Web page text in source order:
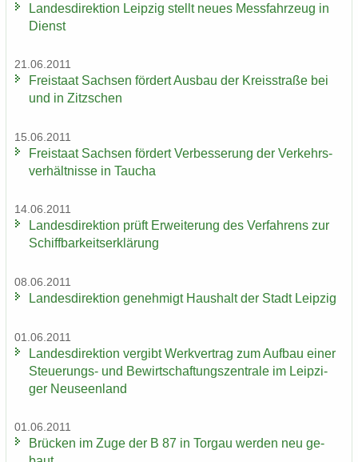
Lan­des­di­rek­ti­on Leip­zig stellt neues Mess­fahr­zeug in
Dienst
21.06.2011
Frei­staat Sach­sen för­dert Aus­bau der Kreis­stra­ße bei
und in Zitz­schen
15.06.2011
Frei­staat Sach­sen för­dert Ver­bes­se­rung der Ver­kehrs­
ver­hält­nis­se in Tau­cha
14.06.2011
Lan­des­di­rek­ti­on prüft Er­wei­te­rung des Ver­fah­rens zur
Schiff­bar­keits­er­klä­rung
08.06.2011
Lan­des­di­rek­ti­on ge­neh­migt Haus­halt der Stadt Leip­zig
01.06.2011
Lan­des­di­rek­ti­on ver­gibt Werk­ver­trag zum Auf­bau einer
Steuerungs-​ und Be­wirt­schaf­tungs­zen­tra­le im Leip­zi­
ger Neu­seen­land
01.06.2011
Brü­cken im Zuge der B 87 in Tor­gau wer­den neu ge­